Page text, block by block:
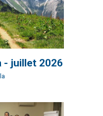
- juillet 2026